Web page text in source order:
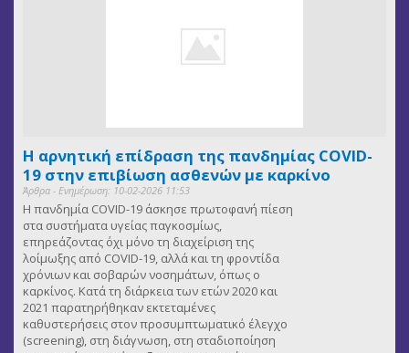
Η αρνητική επίδραση της πανδημίας COVID-
19 στην επιβίωση ασθενών με καρκίνο
Άρθρα - Ενημέρωση: 10-02-2026 11:53
Η πανδημία COVID-19 άσκησε πρωτοφανή πίεση
στα συστήματα υγείας παγκοσμίως,
επηρεάζοντας όχι μόνο τη διαχείριση της
λοίμωξης από COVID-19, αλλά και τη φροντίδα
χρόνιων και σοβαρών νοσημάτων, όπως ο
καρκίνος. Κατά τη διάρκεια των ετών 2020 και
2021 παρατηρήθηκαν εκτεταμένες
καθυστερήσεις στον προσυμπτωματικό έλεγχο
(screening), στη διάγνωση, στη σταδιοποίηση